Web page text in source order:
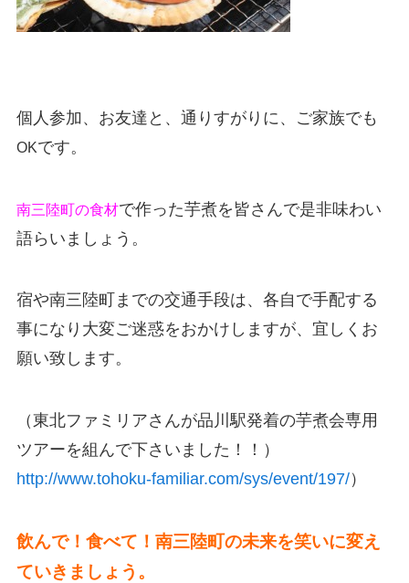
個人参加、お友達と、通りすがりに、ご家族でも
OKです。
南三陸町の食材で作った芋煮を皆さんで是非味わい
語らい ましょう。
宿や南三陸町までの交通手段は、各自で手配する
事になり 大変ご迷惑をおかけしますが、宜しくお
願い致します。
（東北ファミリアさんが品川駅発着の芋煮会専用
ツアーを組んで下さいました！！）
http://www.tohoku-familiar.com/sys/event/197/）
飲んで！食べて！南三陸町の未来を笑いに変え
ていきまし ょう。